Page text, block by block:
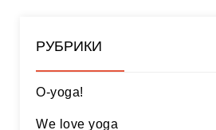
РУБРИКИ
O-yoga!
We love yoga